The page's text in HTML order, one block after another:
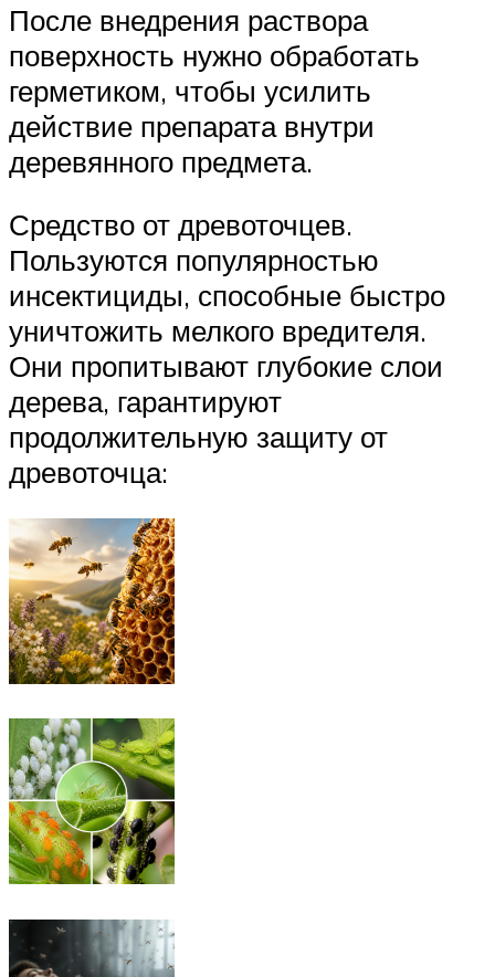
После внедрения раствора
поверхность нужно обработать
герметиком, чтобы усилить
действие препарата внутри
деревянного предмета.
Средство от древоточцев.
Пользуются популярностью
инсектициды, способные быстро
уничтожить мелкого вредителя.
Они пропитывают глубокие слои
дерева, гарантируют
продолжительную защиту от
древоточца: